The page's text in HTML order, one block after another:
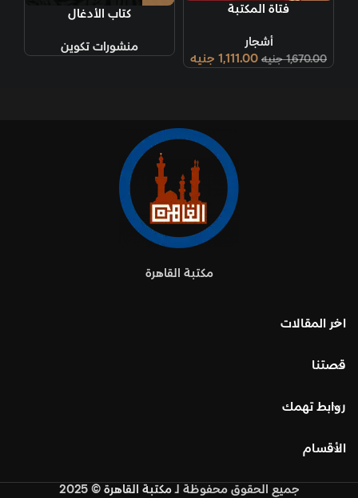
فتاة المكتبة
أشجار
1,670.00 جنيه 1,111.00 جنيه
كتاب الأدغال
منشورات تكوين
مكتبة القاهرة
اخر المقالات
قصتنا
روابط تهمك
الأقسام
جميع الحقوق محفوظة لـمكتبة القاهرة © 2025